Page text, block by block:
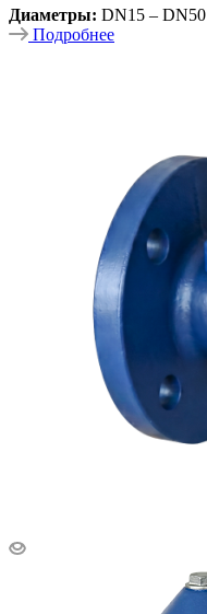
Диаметры: DN15 – DN50
Подробнее